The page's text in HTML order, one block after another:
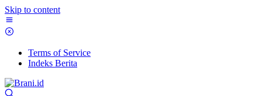
Skip to content
Terms of Service
Indeks Berita